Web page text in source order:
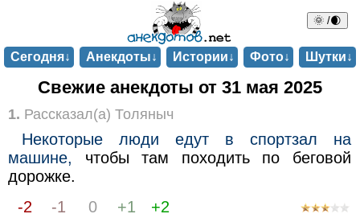
🌞 /🌒
Сегодня↓ Анекдоты↓ Истории↓ Фото↓ Шутки↓
Свежие анекдоты от 31 мая 2025
1. Рассказал(а) Толяныч
Некоторые люди едут в спортзал на
машине, чтобы там походить по беговой
дорожке.
-2
-1 0 +1
+2